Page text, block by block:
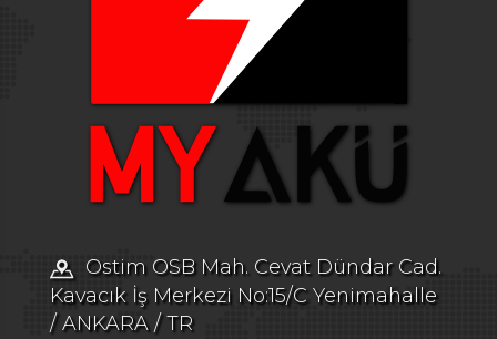
Ostim OSB Mah. Cevat Dündar Cad.
Kavacık İş Merkezi No:15/C Yenimahalle
/ ANKARA / TR